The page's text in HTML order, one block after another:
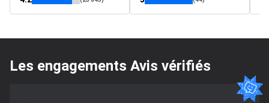
Les engagements Avis vérifiés